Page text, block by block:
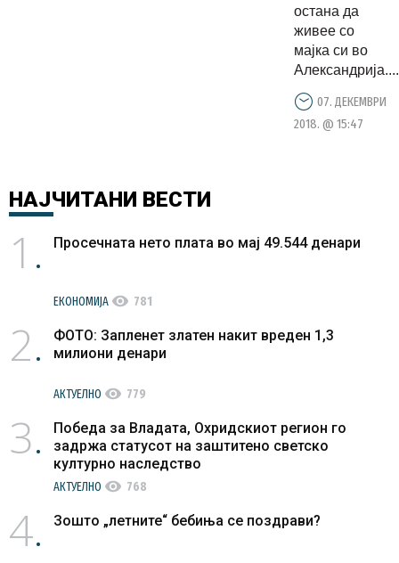
остана да
живее со
мајка си во
Александрија....
07. ДЕКЕМВРИ
2018. @ 15:47
НАЈЧИТАНИ ВЕСТИ
1 Просечната нето плата во мај 49.544 денари
ЕКОНОМИЈА visibility 781
2
ФОТО: Запленет златен накит вреден 1,3
милиони денари
АКТУЕЛНО visibility 779
3
Победа за Владата, Охридскиот регион го
задржа статусот на заштитено светско
културно наследство
АКТУЕЛНО visibility 768
4 Зошто „летните“ бебиња се поздрави?